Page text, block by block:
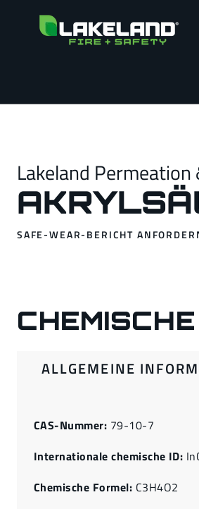
Lakeland
SAFE-WEAR-BERICHT
ALLGEMEINE
CAS-Nummer: 79-10-7
Internationale chemische ID:
Chemische Formel: C3H4O2